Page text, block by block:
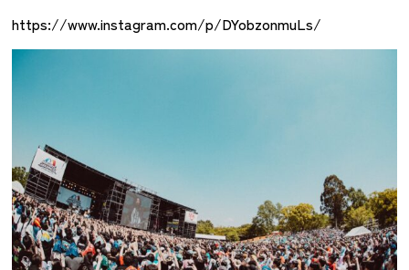
https://www.instagram.com/p/DYobzonmuLs/